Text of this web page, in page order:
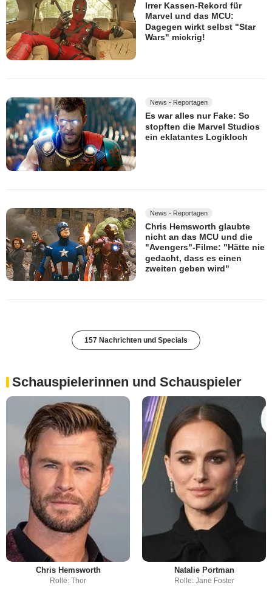
Irrer Kassen-Rekord für
Marvel und das MCU:
Dagegen wirkt selbst "Star
Wars" mickrig!
News - Reportagen
Es war alles nur Fake: So
stopften die Marvel Studios
ein eklatantes Logikloch
News - Reportagen
Chris Hemsworth glaubte
nicht an das MCU und die
"Avengers"-Filme: "Hätte nie
gedacht, dass es einen
zweiten geben wird"
157 Nachrichten und Specials
Schauspielerinnen und Schauspieler
Chris Hemsworth
Rolle: Thor
Natalie Portman
Rolle: Jane Foster